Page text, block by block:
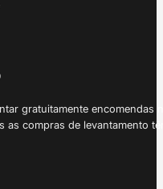
gratuitamente
as compras de levantamento